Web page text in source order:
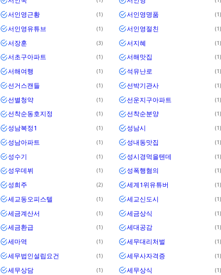
서인영근황 1 서인영명품 1
서인영유튜브 1 서인영절친 1
서장훈 3 서지혜 1
서초구아파트 1 서해맛집 1
서해여행 1 석유난로 1
선거스캔들 1 선박기관사 1
선별청약 1 선운지구아파트 1
선착순동호지정 1 선착순분양 1
성남복정1 1 성남시 1
성남아파트 1 성내동맛집 1
성수기 1 성시경먹을텐데 1
성우데뷔 1 성폭행혐의 1
성희주 2 세계1위유튜버 1
세교동오피스텔 1 세교신도시 1
세금계산서 1 세금상식 1
세금환급 1 세대공감 1
세마역 1 세무대리처벌 1
세무법인설립요건 1 세무사자격증 1
세무상담 1 세무상식 1